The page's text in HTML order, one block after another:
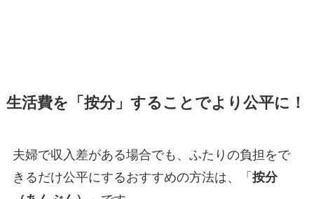
生活費を「按分」することでより公平に！
夫婦で収入差がある場合でも、ふたりの負担をで
きるだけ公平にするおすすめの方法は、「 按分